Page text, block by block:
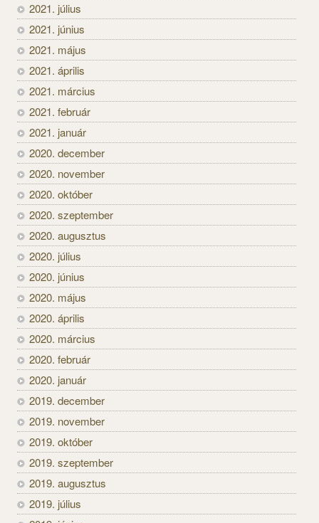
2021. július
2021. június
2021. május
2021. április
2021. március
2021. február
2021. január
2020. december
2020. november
2020. október
2020. szeptember
2020. augusztus
2020. július
2020. június
2020. május
2020. április
2020. március
2020. február
2020. január
2019. december
2019. november
2019. október
2019. szeptember
2019. augusztus
2019. július